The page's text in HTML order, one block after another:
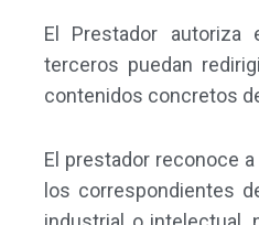
El Prestador autoriza
terceros puedan
contenidos concretos
El prestador reconoce
los correspondientes